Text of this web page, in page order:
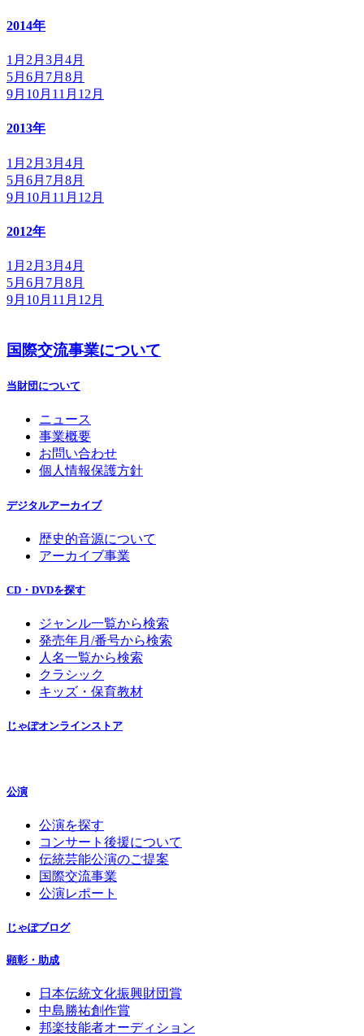
2014年
1月 2月 3月 4月
5月 6月 7月 8月
9月 10月 11月 12月
2013年
1月 2月 3月 4月
5月 6月 7月 8月
9月 10月 11月 12月
2012年
1月 2月 3月 4月
5月 6月 7月 8月
9月 10月 11月 12月
国際交流事業について
当財団について
ニュース
事業概要
お問い合わせ
個人情報保護方針
デジタルアーカイブ
歴史的音源について
アーカイブ事業
CD・DVDを探す
ジャンル一覧から検索
発売年月/番号から検索
人名一覧から検索
クラシック
キッズ・保育教材
じゃぽオンラインストア
公演
公演を探す
コンサート後援について
伝統芸能公演のご提案
国際交流事業
公演レポート
じゃぽブログ
顕彰・助成
日本伝統文化振興財団賞
中島勝祐創作賞
邦楽技能者オーディション